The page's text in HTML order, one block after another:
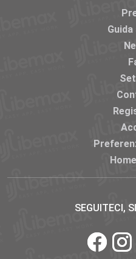
SEGUITECI,